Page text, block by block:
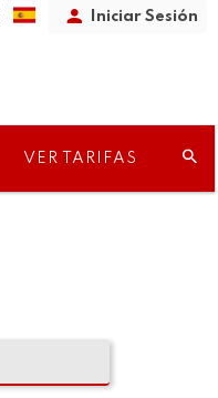
Iniciar Sesión
VER TARIFAS